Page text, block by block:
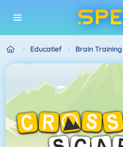
Educatief Brain Training